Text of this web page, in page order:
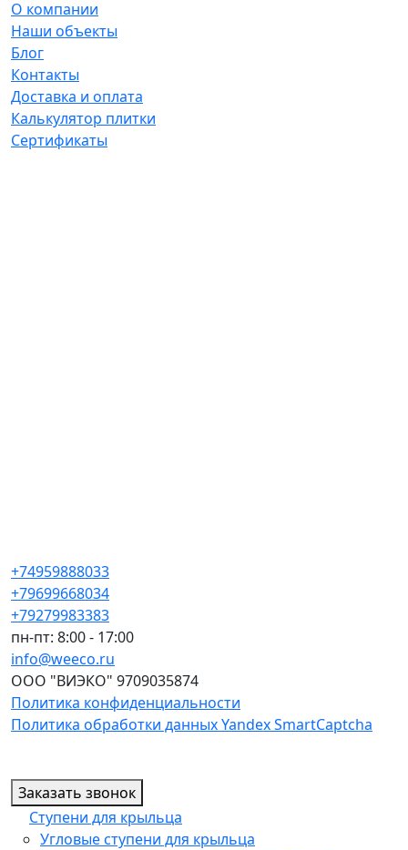
О компании
Наши объекты
Блог
Контакты
Доставка и оплата
Калькулятор плитки
Сертификаты
+74959888033
+79699668034
+79279983383
пн-пт: 8:00 - 17:00
info@weeco.ru
ООО "ВИЭКО" 9709035874
Политика конфиденциальности
Политика обработки данных Yandex SmartCaptcha
Заказать звонок
Ступени для крыльца
Угловые ступени для крыльца